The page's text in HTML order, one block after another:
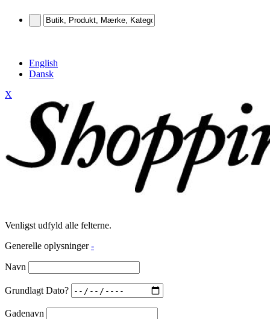
English
Dansk
X
Venligst udfyld alle felterne.
Generelle oplysninger -
Navn
Grundlagt Dato?
Gadenavn